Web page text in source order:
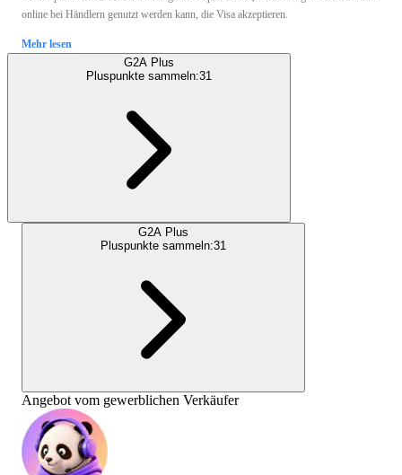
online bei Händlern genutzt werden kann, die Visa akzeptieren.
Mehr lesen
G2A Plus
Pluspunkte sammeln:31
G2A Plus
Pluspunkte sammeln:31
Angebot vom gewerblichen Verkäufer